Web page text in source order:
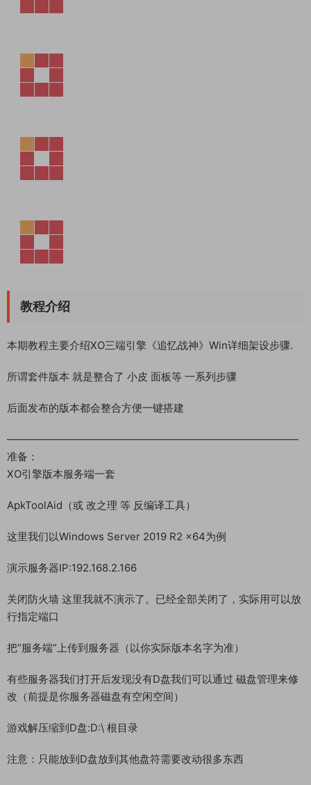
教程介绍
本期教程主要介绍XO三端引擎《追忆战神》Win详细架设步骤.
所谓套件版本 就是整合了 小皮 面板等 一系列步骤
后面发布的版本都会整合方便一键搭建
————————————————————————————
准备：
XO引擎版本服务端一套
ApkToolAid（或 改之理 等 反编译工具）
这里我们以Windows Server 2019 R2 x64为例
演示服务器IP:192.168.2.166
关闭防火墙 这里我就不演示了。已经全部关闭了，实际用可以放
行指定端口
把“服务端”上传到服务器（以你实际版本名字为准）
有些服务器我们打开后发现没有D盘我们可以通过 磁盘管理来修
改（前提是你服务器磁盘有空闲空间）
游戏解压缩到D盘:D:\ 根目录
注意：只能放到D盘放到其他盘符需要改动很多东西